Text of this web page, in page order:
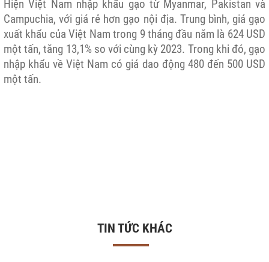
Hiện Việt Nam nhập khẩu gạo từ Myanmar, Pakistan và
Campuchia, với giá rẻ hơn gạo nội địa. Trung bình, giá gạo
xuất khẩu của Việt Nam trong 9 tháng đầu năm là 624 USD
một tấn, tăng 13,1% so với cùng kỳ 2023. Trong khi đó, gạo
nhập khẩu về Việt Nam có giá dao động 480 đến 500 USD
một tấn.
TIN TỨC KHÁC